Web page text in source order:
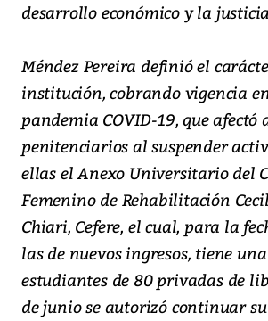
desarrollo económico y la
Méndez Pereira definió el
institución, cobrando vigencia
pandemia COVID-19, que afectó
penitenciarios al suspender
ellas el Anexo Universitario del
Femenino de Rehabilitación
Chiari, Cefere, el cual, para la
las de nuevos ingresos, tiene
estudiantes de 80 privadas de
de junio se autorizó continuar su